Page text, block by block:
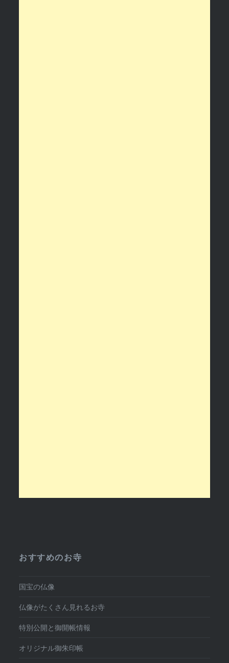
おすすめのお寺
国宝の仏像
仏像がたくさん見れるお寺
特別公開と御開帳情報
オリジナル御朱印帳